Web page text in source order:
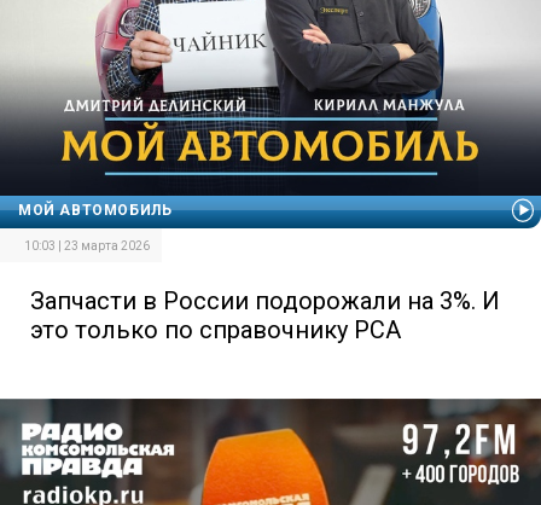
МОЙ АВТОМОБИЛЬ
10:03 | 23 марта 2026
Запчасти в России подорожали на 3%. И
это только по справочнику РСА